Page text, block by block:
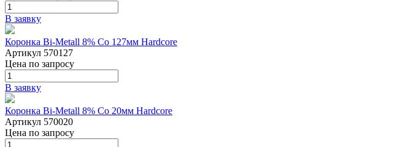
В заявку
Коронка Bi-Metall 8% Co 127мм Hardcore
Артикул 570127
Цена по запросу
В заявку
Коронка Bi-Metall 8% Co 20мм Hardcore
Артикул 570020
Цена по запросу